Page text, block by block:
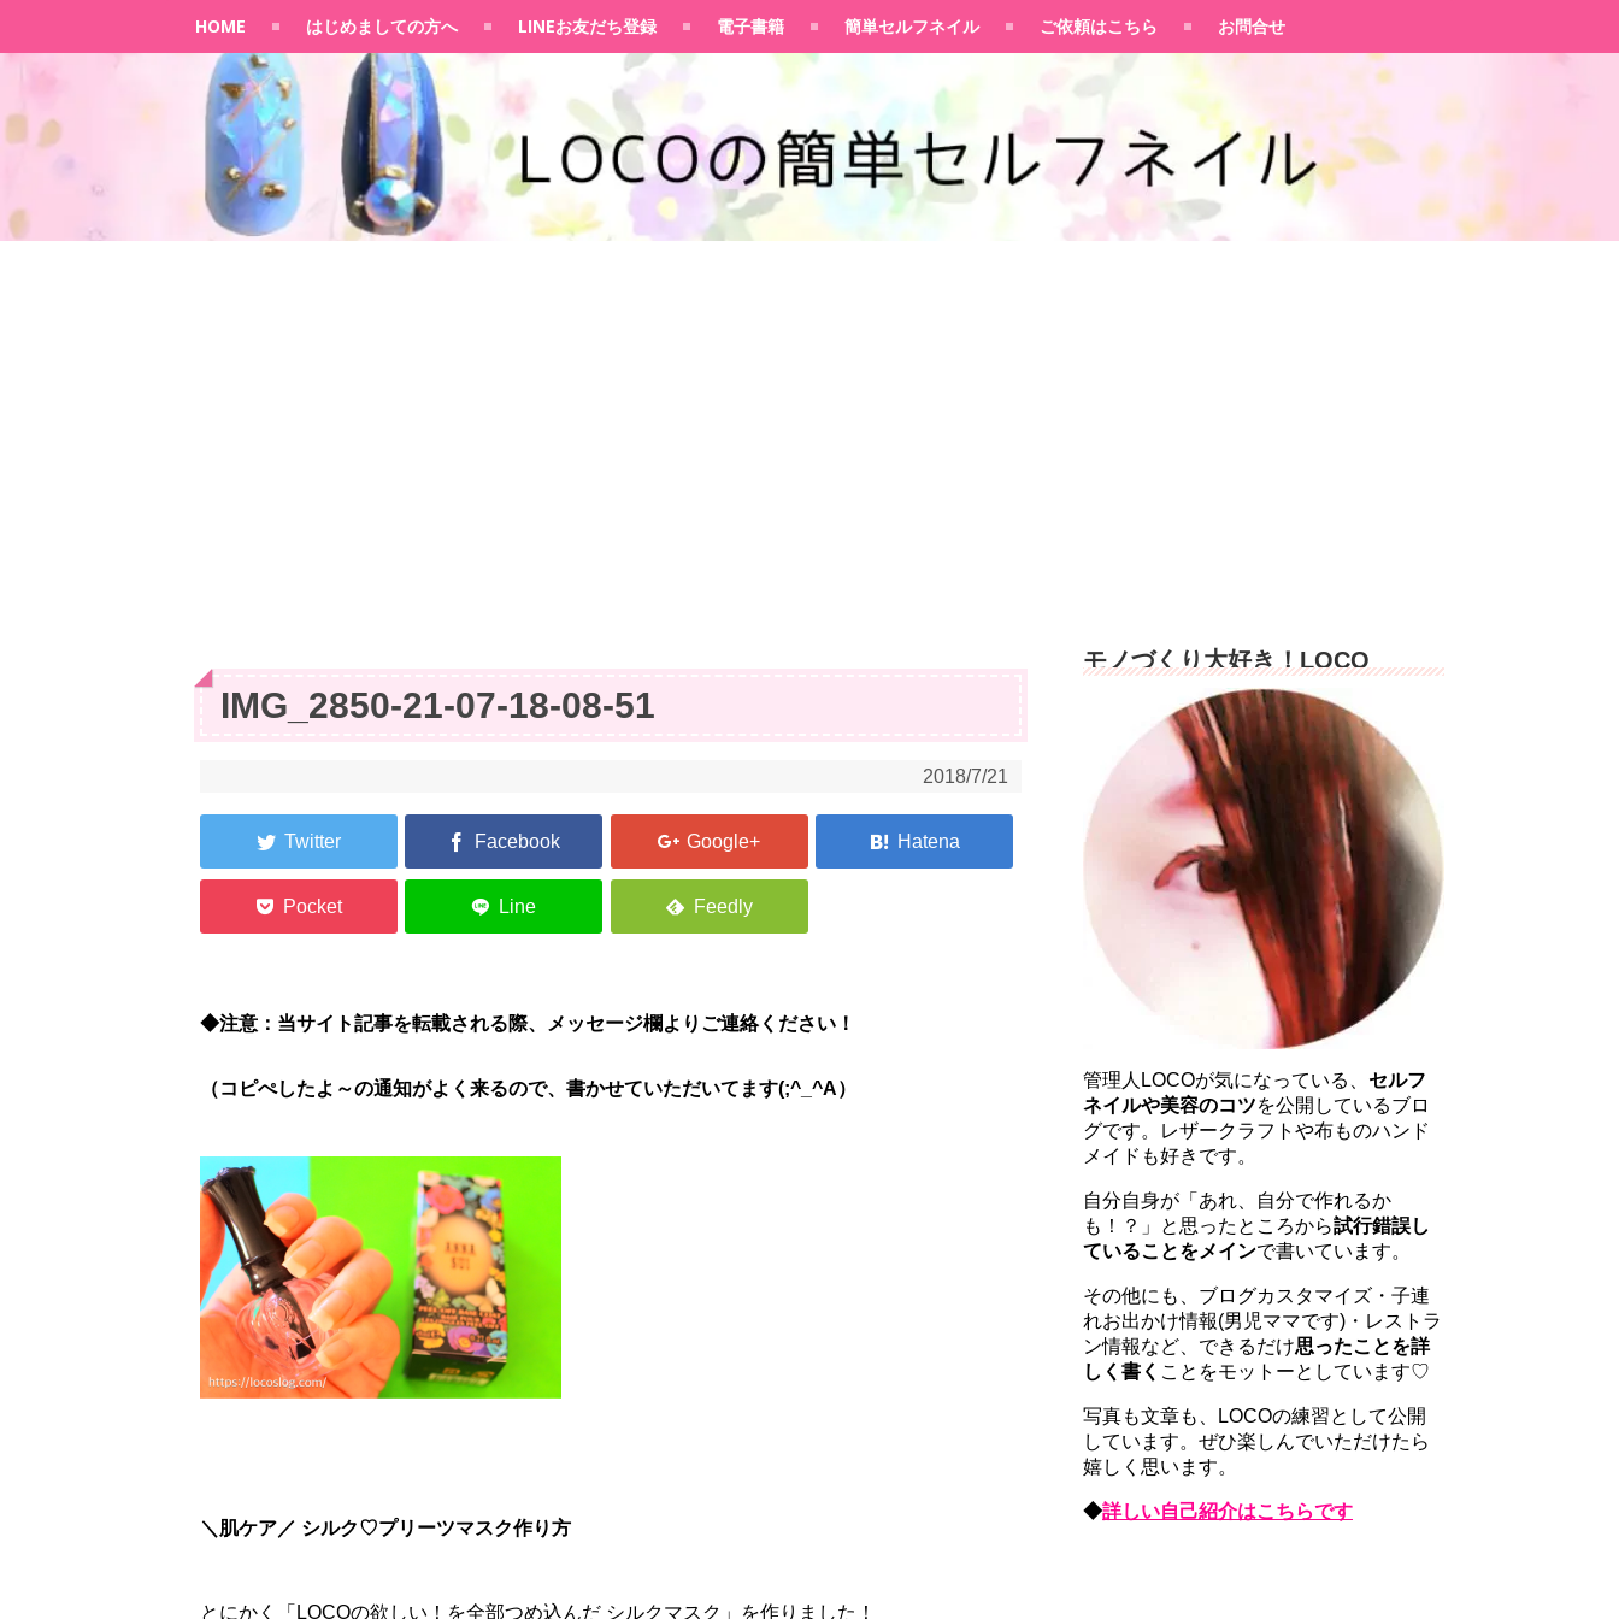
HOME はじめましての方へ LINEお友だち登録 電子書籍 簡単セルフネイル ご依頼はこちら お問合せ
IMG_2850-21-07-18-08-51
2018/7/21
◆注意：当サイト記事を転載される際、メッセージ欄よりご連絡ください！
（コピぺしたよ～の通知がよく来るので、書かせていただいてます(;^_^A）
＼肌ケア／ シルク♡プリーツマスク作り方
とにかく「LOCOの欲しい！を全部つめ込んだ シルクマスク」を作りました！
モノづくり大好き！LOCO
管理人LOCOが気になっている、 セルフ
ネイルや美容のコツを公開しているブロ
グです。レザークラフトや布ものハンド
メイドも好きです。
自分自身が「あれ、自分で作れるか
も！？」と思ったところから試行錯誤し
ていることをメインで書いています。
その他にも、ブログカスタマイズ・子連
れお出かけ情報(男児ママです)・レストラ
ン情報など、できるだけ思ったことを詳
しく書く ことをモットーとしています♡
写真も文章も、LOCOの練習として公開
しています。ぜひ楽しんでいただけたら
嬉しく思います。
◆詳しい自己紹介はこちらです